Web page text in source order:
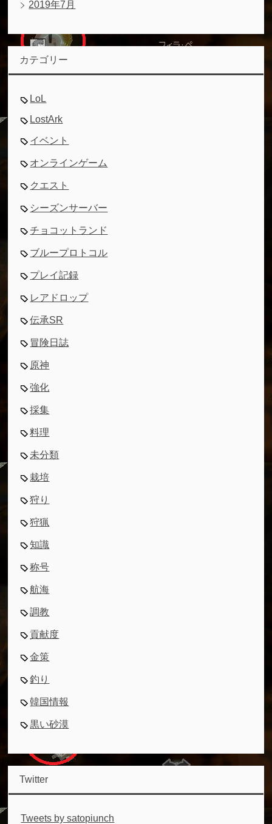
2019年7月
カテゴリー
LoL
LostArk
イベント
オンラインゲーム
クエスト
シーズンサーバー
チョコットランド
ブループロトコル
プレイ記録
レアドロップ
伝承SR
冒険日誌
原神
強化
採集
料理
未分類
栽培
狩り
狩猟
知識
称号
航海
調教
貢献度
金策
釣り
韓国情報
黒い砂漠
Twitter
Tweets by satopiunch